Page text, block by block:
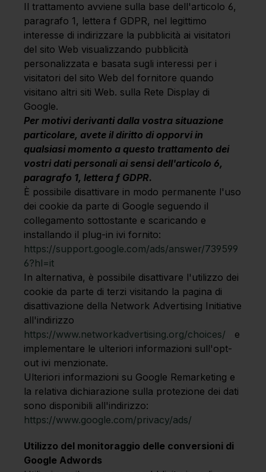
Il trattamento avviene sulla base dell'articolo 6,
paragrafo 1, lettera f GDPR, nel legittimo
interesse di indirizzare la pubblicità ai visitatori
del sito Web visualizzando pubblicità
personalizzata e basata sugli interessi per i
visitatori del sito Web del fornitore quando
visitano altri siti Web. sulla Rete Display di
Google.
Per motivi derivanti dalla vostra situazione
particolare, avete il diritto di opporvi in
qualsiasi momento a questo trattamento dei
vostri dati personali ai sensi dell'articolo 6,
paragrafo 1, lettera f GDPR.
È possibile disattivare in modo permanente l'uso
dei cookie da parte di Google seguendo il
collegamento sottostante e scaricando e
installando il plug-in ivi fornito:
https://support.google.com/ads/answer/739599
6?hl=it
In alternativa, è possibile disattivare l'utilizzo dei
cookie da parte di terzi visitando la pagina di
disattivazione della Network Advertising Initiative
all'indirizzo
https://www.networkadvertising.org/choices/ e
implementare le ulteriori informazioni sull'opt-
out ivi menzionate.
Ulteriori informazioni su Google Remarketing e
la relativa dichiarazione sulla protezione dei dati
sono disponibili all'indirizzo:
https://www.google.com/privacy/ads/
Utilizzo del monitoraggio delle conversioni di
Google Adwords